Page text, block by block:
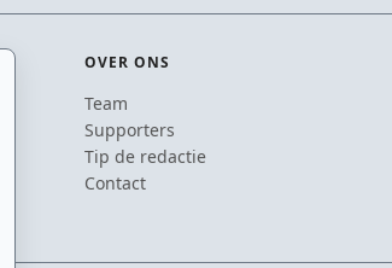
OVER ONS
Team
Supporters
Tip de redactie
Contact